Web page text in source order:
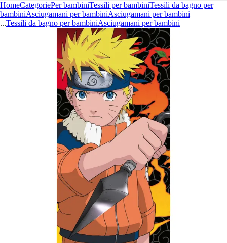
HomeCategoriePer bambiniTessili per bambiniTessili da bagno per
bambiniAsciugamani per bambiniAsciugamani per bambini
...Tessili da bagno per bambiniAsciugamani per bambini